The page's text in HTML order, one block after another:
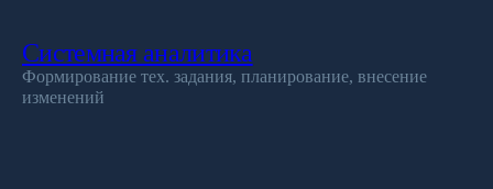
Системная аналитика
Формирование тех. задания, планирование, внесение
изменений